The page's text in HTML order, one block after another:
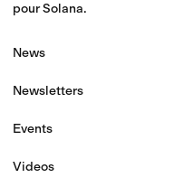
pour Solana.
News
Newsletters
Events
Videos